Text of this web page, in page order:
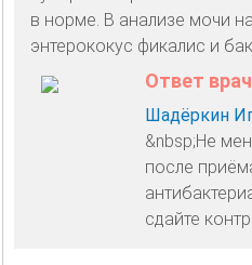
в норме. В анализе мочи
энтерококус фикалис и
Ответ
Шадёркин
&nbsp;Не
после
сдайте